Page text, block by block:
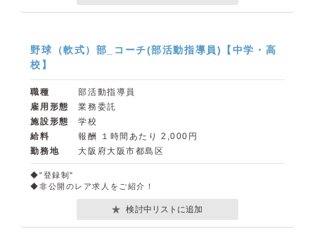
野球（軟式）部_コーチ(部活動指導員)【中学・高
校】
職種
部活動指導員
雇用形態
業務委託
施設形態
学校
給料
報酬 １時間あたり 2,000円
勤務地
大阪府大阪市都島区
◆"登録制"
◆非公開のレア求人をご紹介！
検討中リストに追加